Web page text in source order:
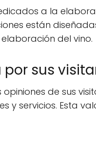
a la
están
del vino.
sus
opiniones de sus
servicios. Esta